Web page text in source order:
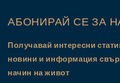
АБОНИРАЙ СЕ ЗА
Получавай интересни
новини и информация
начин на живот